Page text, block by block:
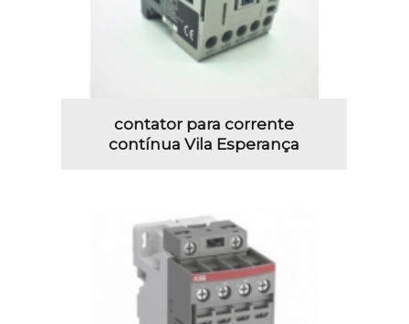
contator para corrente
contínua Vila Esperança